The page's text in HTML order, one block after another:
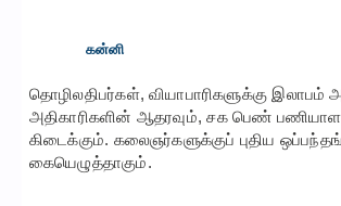
கன்னி
தொழிலதிபர்கள், வியாபாரிகளுக்கு இலாபம்
அதிகாரிகளின் ஆதரவும், சக பெண்
கிடைக்கும். கலைஞர்களுக்குப் புதிய
கையெழுத்தாகும்.